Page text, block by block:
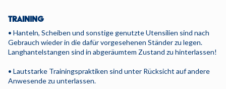
TRAINING
• Hanteln, Scheiben und sonstige genutzte Utensilien sind nach
Gebrauch wieder in die dafür vorgesehenen Ständer zu legen.
Langhantelstangen sind in abgeräumtem Zustand zu hinterlassen!
• Lautstarke Trainingspraktiken sind unter Rücksicht auf andere
Anwesende zu unterlassen.